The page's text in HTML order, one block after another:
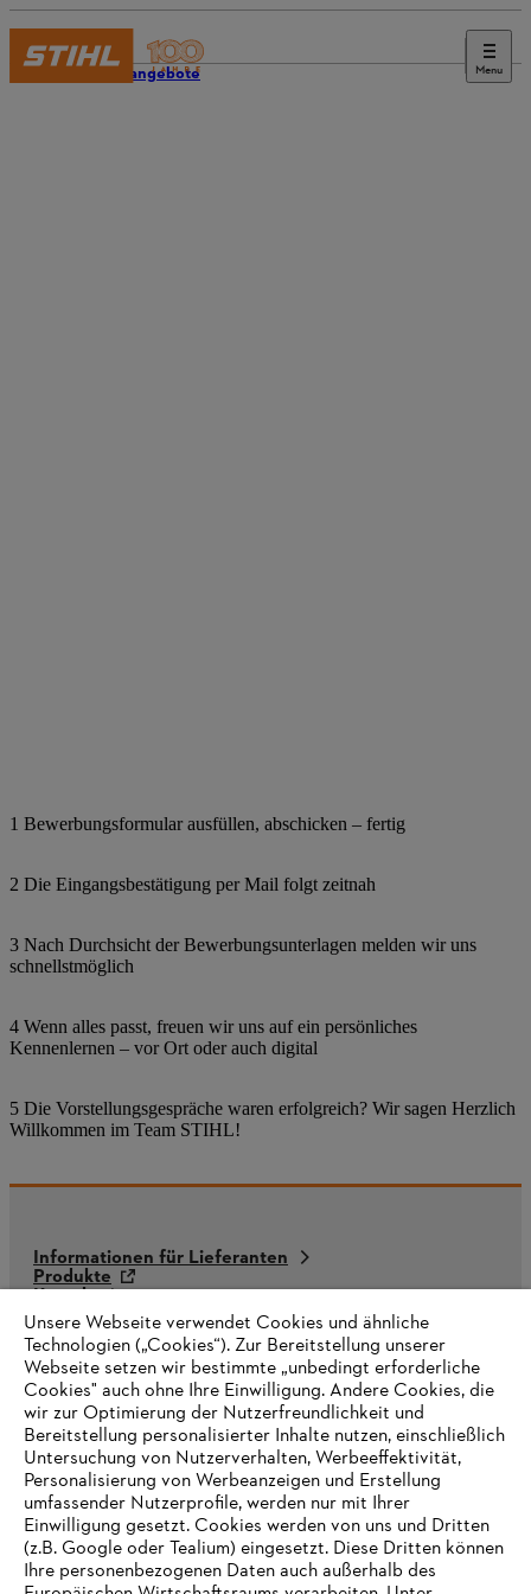
Menu
Stellenangebote
1 Bewerbungsformular ausfüllen, abschicken – fertig
2 Die Eingangsbestätigung per Mail folgt zeitnah
3 Nach Durchsicht der Bewerbungsunterlagen melden wir uns
schnellstmöglich
4 Wenn alles passt, freuen wir uns auf ein persönliches
Kennenlernen – vor Ort oder auch digital
5 Die Vorstellungsgespräche waren erfolgreich? Wir sagen Herzlich
Willkommen im Team STIHL!
Informationen für Lieferanten
Produkte
Kontakt
Karriere
Hinweisgebersystem
Unsere Webseite verwendet Cookies und ähnliche
Technologien („Cookies“). Zur Bereitstellung unserer
Webseite setzen wir bestimmte „unbedingt erforderliche
Cookies" auch ohne Ihre Einwilligung. Andere Cookies, die
wir zur Optimierung der Nutzerfreundlichkeit und
Bereitstellung personalisierter Inhalte nutzen, einschließlich
Untersuchung von Nutzerverhalten, Werbeeffektivität,
Personalisierung von Werbeanzeigen und Erstellung
umfassender Nutzerprofile, werden nur mit Ihrer
Einwilligung gesetzt. Cookies werden von uns und Dritten
(z.B. Google oder Tealium) eingesetzt. Diese Dritten können
Ihre personenbezogenen Daten auch außerhalb des